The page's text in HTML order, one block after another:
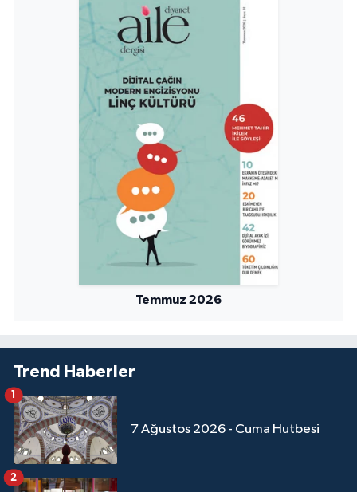
Temmuz 2026
Trend Haberler
7 Ağustos 2026 - Cuma Hutbesi
1
2